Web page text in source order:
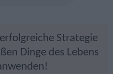
Strategie
Dinge des Lebens